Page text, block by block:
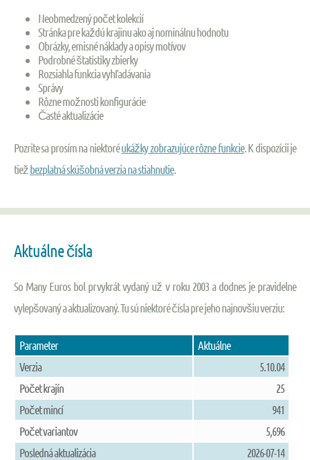
Neobmedzený počet kolekcií
Stránka pre každú krajinu ako aj nominálnu hodnotu
Obrázky, emisné náklady a opisy motívov
Podrobné štatistiky zbierky
Rozsiahla funkcia vyhľadávania
Správy
Rôzne možnosti konfigurácie
Časté aktualizácie
Pozrite sa prosím na niektoréukážky zobrazujúce rôzne funkcie. K dispozícii je
tiežbezplatná skúšobná verzia na stiahnutie.
Aktuálne čísla
So Many Euros bol prvykrát vydaný už v roku 2003 a dodnes je pravidelne
vylepšovaný a aktualizovaný. Tu sú niektoré čísla pre jeho najnovšiu verziu:
Parameter
Aktuálne
Verzia
5.10.04
Počet krajín
25
Počet mincí
941
Počet variantov
5,696
Posledná aktualizácia
2026-07-14